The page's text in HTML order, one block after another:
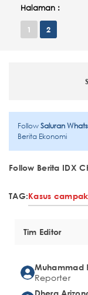
Halaman :
1 2
FollowSaluran
Berita Ekonomi
Follow Berita IDX
TAG:Kasus campak
Tim Editor
Muhammad
Reporter